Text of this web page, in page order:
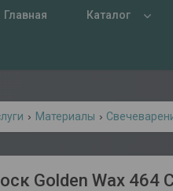
Главная Каталог
Материалы
Golden Wax 464